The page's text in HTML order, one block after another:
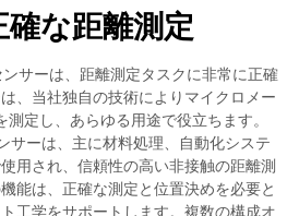
確な距離測定
ンサーは、距離測定タスクに非常に正確
、当社独自の技術によりマイクロメー
測定し、あらゆる用途で役立ちます。
サーは、主に材料処理、自動化システ
用され、信頼性の高い非接触の距離測
能は、正確な測定と位置決めを必要と
工学をサポートします。複数の構成オ